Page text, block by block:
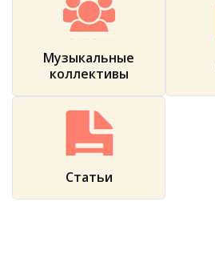
Музыкальные
коллективы
Статьи